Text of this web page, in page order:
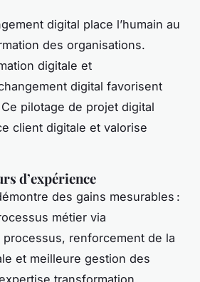
digital place l’humain au
des organisations.
digitale et
digital favorisent
pilotage de projet digital
client digitale et valorise
d’expérience
des gains mesurables :
métier via
renforcement de la
et meilleure gestion des